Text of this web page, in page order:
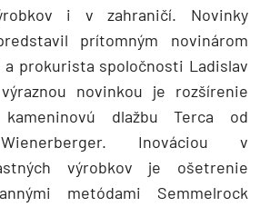
i v zahraničí. Novinky
prítomným novinárom
prokurista spoločnosti Ladislav
novinkou je rozšírenie
dlažbu Terca od
Inováciou v
výrobkov je ošetrenie
metódami Semmelrock